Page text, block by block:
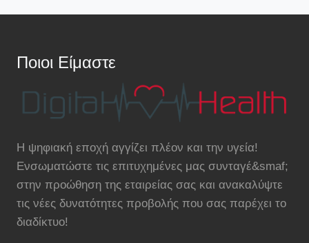
ΨΗΦΙΑΚΉ
Ποιοι Είμαστε
Η ψηφιακή εποχή αγγίζει πλέον και την υγεία!
Ενσωματώστε τις επιτυχημένες μας συνταγέ&smaf;
στην προώθηση της εταιρείας σας και ανακαλύψτε
τις νέες δυνατότητες προβολής που σας παρέχει το
διαδίκτυο!